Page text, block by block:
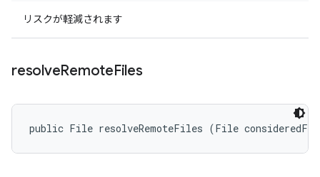
リスクが軽減されます
resolveRemoteFiles
public File resolveRemoteFiles (File